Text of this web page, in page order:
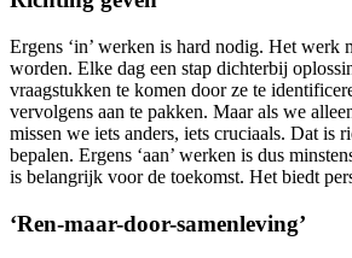
Ergens ‘in’ werken is hard nodig. Het werk
worden. Elke dag een stap dichterbij
vraagstukken te komen door ze te
vervolgens aan te pakken. Maar als we
missen we iets anders, iets cruciaals. Dat is
bepalen. Ergens ‘aan’ werken is dus
is belangrijk voor de toekomst. Het biedt
‘Ren-maar-door-samenleving’